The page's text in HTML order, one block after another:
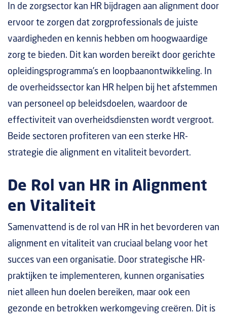
In de zorgsector kan HR bijdragen aan alignment door
ervoor te zorgen dat zorgprofessionals de juiste
vaardigheden en kennis hebben om hoogwaardige
zorg te bieden. Dit kan worden bereikt door gerichte
opleidingsprogramma’s en loopbaanontwikkeling. In
de overheidssector kan HR helpen bij het afstemmen
van personeel op beleidsdoelen, waardoor de
effectiviteit van overheidsdiensten wordt vergroot.
Beide sectoren profiteren van een sterke HR-
strategie die alignment en vitaliteit bevordert.
De Rol van HR in Alignment
en Vitaliteit
Samenvattend is de rol van HR in het bevorderen van
alignment en vitaliteit van cruciaal belang voor het
succes van een organisatie. Door strategische HR-
praktijken te implementeren, kunnen organisaties
niet alleen hun doelen bereiken, maar ook een
gezonde en betrokken werkomgeving creëren. Dit is